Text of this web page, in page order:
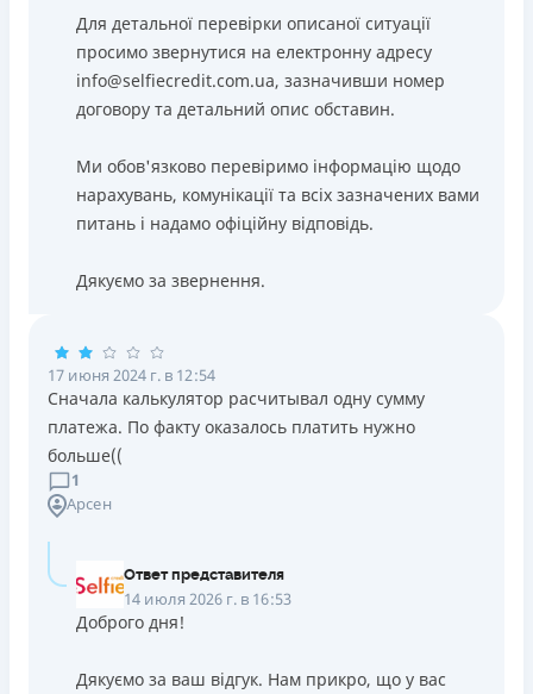
Для детальної перевірки описаної ситуації
просимо звернутися на електронну адресу
info@selfiecredit.com.ua, зазначивши номер
договору та детальний опис обставин.
Ми обов'язково перевіримо інформацію щодо
нарахувань, комунікації та всіх зазначених вами
питань і надамо офіційну відповідь.
Дякуємо за звернення.
17 июня 2024 г. в 12:54
Сначала калькулятор расчитывал одну сумму
платежа. По факту оказалось платить нужно
больше((
1
Арсен
Ответ представителя
14 июля 2026 г. в 16:53
Доброго дня!
Дякуємо за ваш відгук. Нам прикро, що у вас